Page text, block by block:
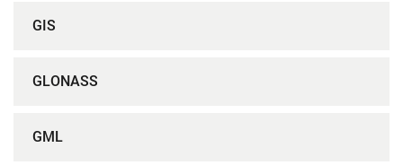
GIS
GLONASS
GML